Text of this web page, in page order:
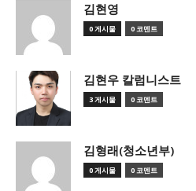
김현영
0 게시물 0 코멘트
김현우 칼럼니스트
3 게시물 0 코멘트
김형래(청소년부)
0 게시물 0 코멘트